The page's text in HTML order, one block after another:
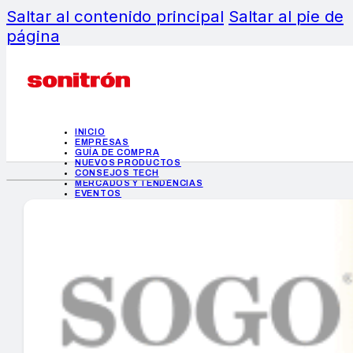
Saltar al contenido principal Saltar al pie de
página
INICIO
EMPRESAS
GUÍA DE COMPRA
NUEVOS PRODUCTOS
CONSEJOS TECH
MERCADOS Y TENDENCIAS
EVENTOS
INICIO
EMPRESAS